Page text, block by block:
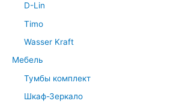
D-Lin
Timo
Wasser Kraft
Мебель
Тумбы комплект
Шкаф-Зеркало